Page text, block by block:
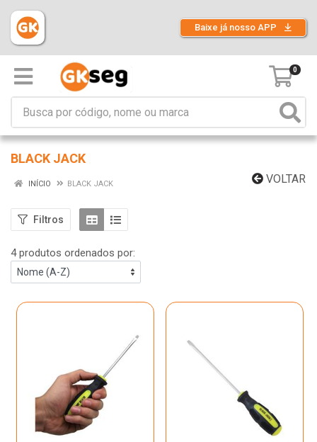
Baixe já nosso APP
0
BLACK JACK
VOLTAR
INÍCIO BLACK JACK
Filtros
4 produtos ordenados por: